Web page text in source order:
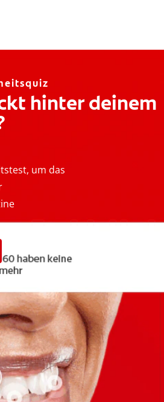
hinter deinem
um das